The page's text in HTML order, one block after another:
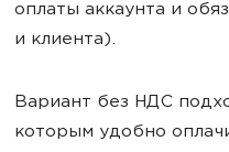
оплаты аккаунта и
и клиента).
Вариант без НДС
которым удобно